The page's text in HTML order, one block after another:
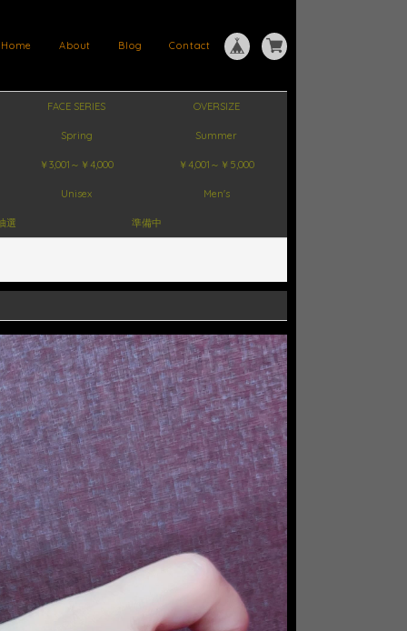
Contact
Blog
About
Home
FACE SERIES OVERSIZE
Spring Summer
￥3,001～￥4,000 ￥4,001～￥5,000
Unisex Men's
選 準備中